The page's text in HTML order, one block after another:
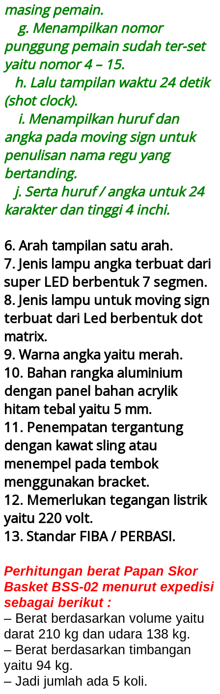
masing pemain.
g. Menampilkan nomor
punggung pemain sudah ter-set
yaitu nomor 4 – 15.
h. Lalu tampilan waktu 24 detik
(shot clock).
i. Menampilkan huruf dan
angka pada moving sign untuk
penulisan nama regu yang
bertanding.
j. Serta huruf / angka untuk 24
karakter dan tinggi 4 inchi.
6. Arah tampilan satu arah.
7. Jenis lampu angka terbuat dari
super LED berbentuk 7 segmen.
8. Jenis lampu untuk moving sign
terbuat dari Led berbentuk dot
matrix.
9. Warna angka yaitu merah.
10. Bahan rangka aluminium
dengan panel bahan acrylik
hitam tebal yaitu 5 mm.
11. Penempatan tergantung
dengan kawat sling atau
menempel pada tembok
menggunakan bracket.
12. Memerlukan tegangan listrik
yaitu 220 volt.
13. Standar FIBA / PERBASI.
Perhitungan berat Papan Skor
Basket BSS-02 menurut expedisi
sebagai berikut :
– Berat berdasarkan volume yaitu
darat 210 kg dan udara 138 kg.
– Berat berdasarkan timbangan
yaitu 94 kg.
– Jadi jumlah ada 5 koli.